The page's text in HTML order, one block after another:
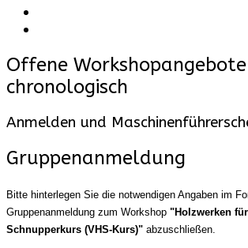
Offene Workshopangebote
chronologisch
Anmelden und
Gruppenanmeldung
Bitte hinterlegen Sie die notwendigen Angaben im
Gruppenanmeldung zum Workshop "Holzwerken
Schnupperkurs (VHS-Kurs)" abzuschließen.